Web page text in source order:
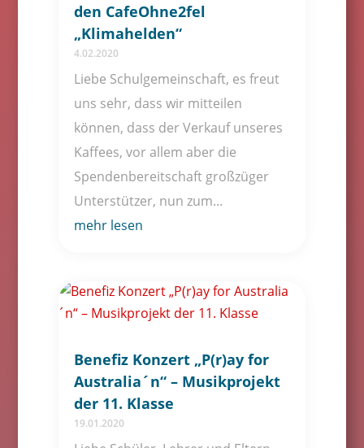
den CafeOhne2fel
„Klimahelden“
4.02.2020
Liebe Schulgemeinschaft, es freut
uns sehr, dass wir mitteilen
können, dass der Verkauf unseres
Kaffees, vor allem aber die
Spendenbereitschaft großzüger
Unterstützer, nun zum...
mehr lesen
Benefiz Konzert „P(r)ay for
Australia´n“ – Musikprojekt
der 11. Klasse
19.01.2020